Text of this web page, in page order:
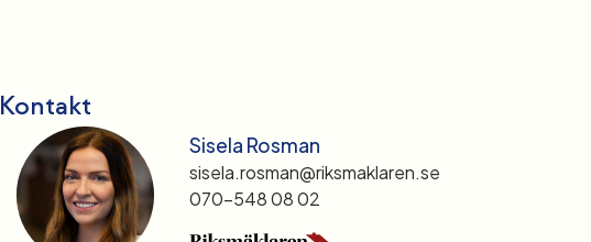
Kontakt
Sisela Rosman
sisela.rosman@riksmaklaren.se
070-548 08 02